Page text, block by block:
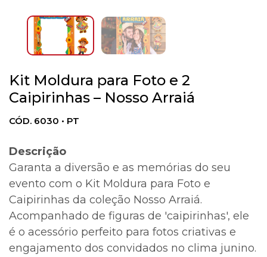
Kit Moldura para Foto e 2
Caipirinhas – Nosso Arraiá
CÓD. 6030 • PT
Descrição
Garanta a diversão e as memórias do seu
evento com o Kit Moldura para Foto e
Caipirinhas da coleção Nosso Arraiá.
Acompanhado de figuras de 'caipirinhas', ele
é o acessório perfeito para fotos criativas e
engajamento dos convidados no clima junino.